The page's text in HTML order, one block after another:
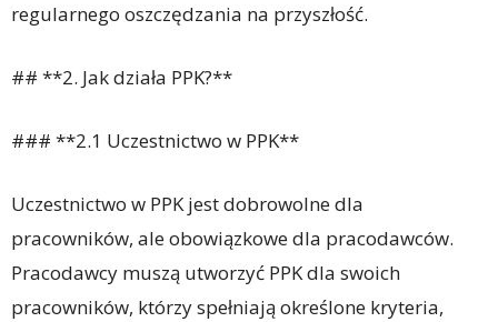
regularnego oszczędzania na przyszłość.
## **2. Jak działa PPK?**
### **2.1 Uczestnictwo w PPK**
Uczestnictwo w PPK jest dobrowolne dla
pracowników, ale obowiązkowe dla pracodawców.
Pracodawcy muszą utworzyć PPK dla swoich
pracowników, którzy spełniają określone kryteria,